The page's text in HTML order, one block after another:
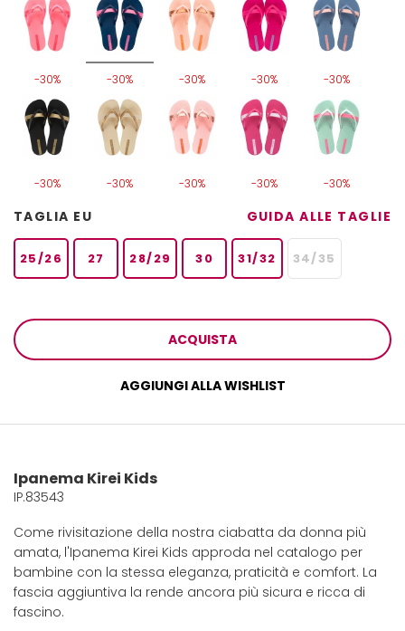
-30% -30% -30% -30% -30%
-30% -30% -30% -30% -30%
TAGLIA EU GUIDA ALLE TAGLIE
25/26 27 28/29 30 31/32 34/35
ACQUISTA
AGGIUNGI ALLA WISHLIST
Ipanema Kirei Kids
IP.83543
Come rivisitazione della nostra ciabatta da donna più
amata, l'Ipanema Kirei Kids approda nel catalogo per
bambine con la stessa eleganza, praticità e comfort. La
fascia aggiuntiva la rende ancora più sicura e ricca di
fascino.